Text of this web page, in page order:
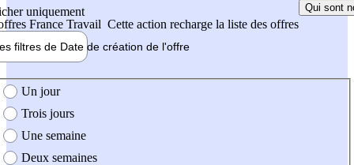
uniquement
France Travail Cette action recharge la liste des offres
Qui sont
filtres de Date de création de l'offre
création de l'offre
Un jour
Trois jours
Une semaine
Deux semaines